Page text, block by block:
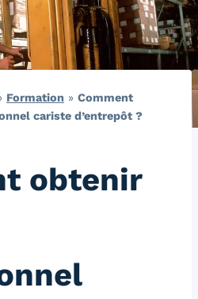
Formation » Comment
cariste d’entrepôt ?
obtenir